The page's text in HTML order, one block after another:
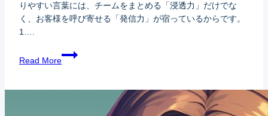
りやすい言葉には、チームをまとめる「浸透力」だけでな
く、お客様を呼び寄せる「発信力」が宿っているからです。
1….
Read More